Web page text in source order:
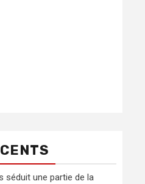
séduit une partie de la